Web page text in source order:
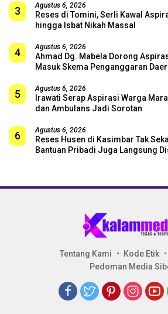
3 Agustus 6, 2026
Reses di Tomini, Serli Kawal
hingga Isbat Nikah Massal
4 Agustus 6, 2026
Ahmad Dg. Mabela Dorong
Masuk Skema Penganggaran
5 Agustus 6, 2026
Irawati Serap Aspirasi Warga
dan Ambulans Jadi Sorotan
6 Agustus 6, 2026
Reses Husen di Kasimbar Tak
Bantuan Pribadi Juga Langsung
Tentang Kami Kode Etik
Pedoman Media